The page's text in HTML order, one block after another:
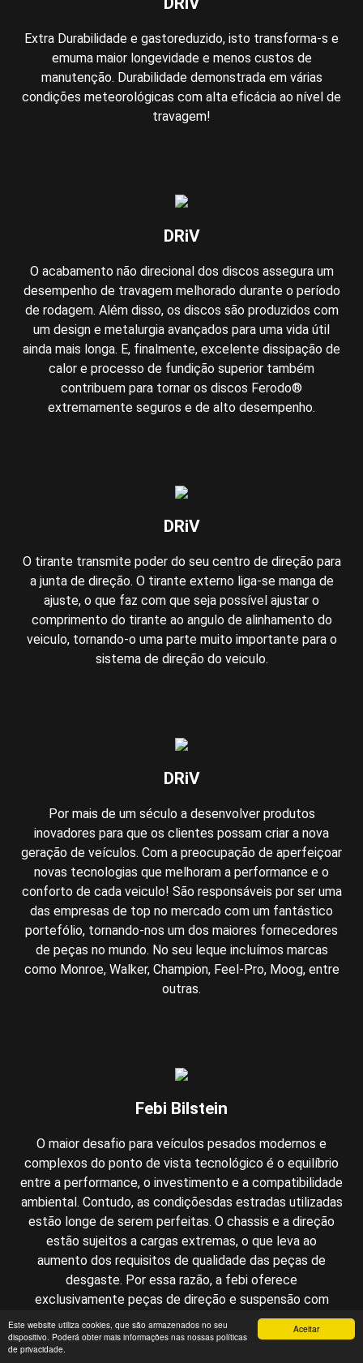
Aceitar
Este website utiliza cookies, que são armazenados no seu
dispositivo. Poderá obter mais informações nas nossas políticas
de privacidade.
Extra Durabilidade e gastoreduzido, isto transforma-s e
emuma maior longevidade e menos custos de
manutenção. Durabilidade demonstrada em várias
condições meteorológicas com alta eficácia ao nível de
travagem!
DRiV
O acabamento não direcional dos discos assegura um
desempenho de travagem melhorado durante o período
de rodagem. Além disso, os discos são produzidos com
um design e metalurgia avançados para uma vida útil
ainda mais longa. E, finalmente, excelente dissipação de
calor e processo de fundição superior também
contribuem para tornar os discos Ferodo®
extremamente seguros e de alto desempenho.
DRiV
O tirante transmite poder do seu centro de direção para
a junta de direção. O tirante externo liga-se manga de
ajuste, o que faz com que seja possível ajustar o
comprimento do tirante ao angulo de alinhamento do
veiculo, tornando-o uma parte muito importante para o
sistema de direção do veiculo.
DRiV
Por mais de um século a desenvolver produtos
inovadores para que os clientes possam criar a nova
geração de veículos. Com a preocupação de aperfeiçoar
novas tecnologias que melhoram a performance e o
conforto de cada veiculo! São responsáveis por ser uma
das empresas de top no mercado com um fantástico
portefólio, tornando-nos um dos maiores fornecedores
de peças no mundo. No seu leque incluímos marcas
como Monroe, Walker, Champion, Feel-Pro, Moog, entre
outras.
Febi Bilstein
O maior desafio para veículos pesados modernos e
complexos do ponto de vista tecnológico é o equilíbrio
entre a performance, o investimento e a compatibilidade
ambiental. Contudo, as condiçõesdas estradas utilizadas
estão longe de serem perfeitas. O chassis e a direção
estão sujeitos a cargas extremas, o que leva ao
aumento dos requisitos de qualidade das peças de
desgaste. Por essa razão, a febi oferece
exclusivamente peças de direção e suspensão com
qualidade equivalente OE testada. Como resultado, a
oferta disponível inclui uma gama ampla de
componentes de direção e suspensão que contribuem